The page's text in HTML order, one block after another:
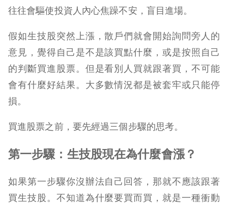
往往會驅使投資人內心焦躁不安，盲目進場。
假如生技股突然上漲，散戶們就會開始詢問旁人的
意見，覺得自己是不是該買點什麼，或是按照自己
的判斷買進股票。但是看別人買就跟著買，不可能
會有什麼好結果。大多數情況都是被套牢或只能停
損。
買進股票之前，要先經過三個步驟的思考。
第一步驟：生技股現在為什麼會漲？
如果第一步驟你沒辦法自己回答，那就不應該跟著
買生技股。不知道為什麼要買而買，就是一種衝動